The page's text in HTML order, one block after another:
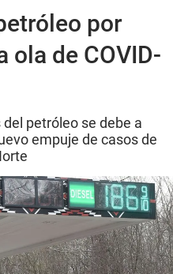
por
ola de COVID-
petróleo se debe a
empuje de casos de